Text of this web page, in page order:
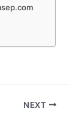
NEXT